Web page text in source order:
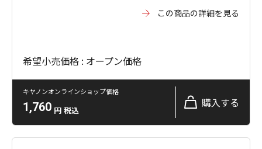
この商品の詳細を見る
希望小売価格 : オープン価格
キヤノンオンラインショップ価格
1,760 円 税込
購入する